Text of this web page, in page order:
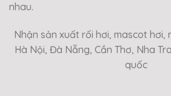
nhau.
Nhận sản xuất rối hơi, mascot hơi,
Hà Nội, Đà Nẵng, Cần Thơ, Nha
quốc